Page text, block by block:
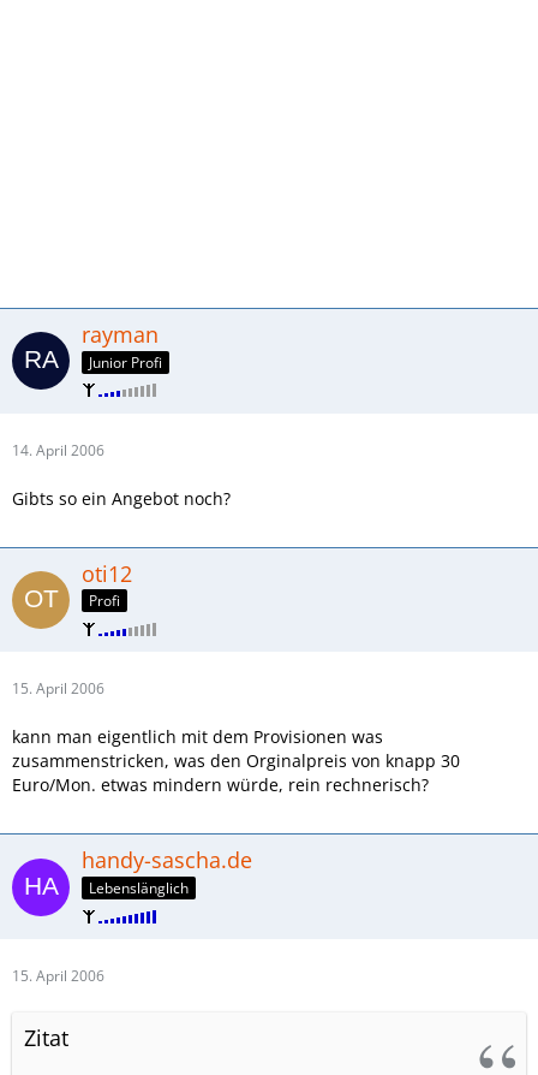
rayman
Junior Profi
14. April 2006
Gibts so ein Angebot noch?
oti12
Profi
15. April 2006
kann man eigentlich mit dem Provisionen was
zusammenstricken, was den Orginalpreis von knapp 30
Euro/Mon. etwas mindern würde, rein rechnerisch?
handy-sascha.de
Lebenslänglich
15. April 2006
Zitat